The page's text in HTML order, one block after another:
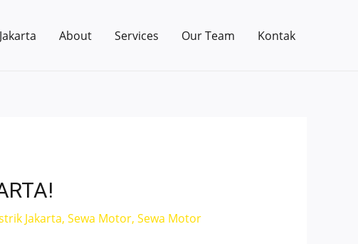
About Services Our Team Kontak
Jakarta, Sewa Motor, Sewa Motor